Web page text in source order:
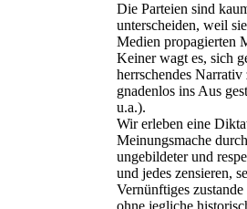
Die Parteien sind
unterscheiden, weil
Medien propagierten
Keiner wagt es, sich
herrschendes
gnadenlos ins Aus
u.a.).
Wir erleben eine
Meinungsmache
ungebildeter und
und jedes zensieren,
Vernünftiges